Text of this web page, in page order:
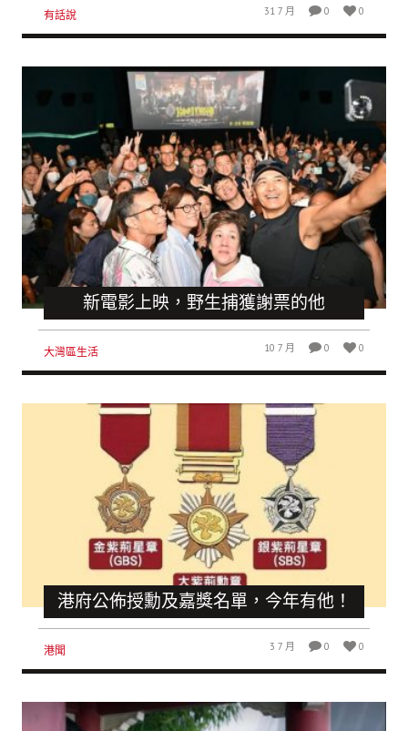
有話說 31 7 月 0 0
新電影上映，野生捕獲謝票的他
大灣區生活 10 7 月 0 0
港府公佈授勳及嘉獎名單，今年有他！
港聞 3 7 月 0 0